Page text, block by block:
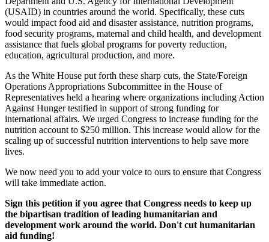
(USAID) in countries around the world. Specifically, these cuts
would impact food aid and disaster assistance, nutrition programs,
food security programs, maternal and child health, and development
assistance that fuels global programs for poverty reduction,
education, agricultural production, and more.
As the White House put forth these sharp cuts, the State/Foreign
Operations Appropriations Subcommittee in the House of
Representatives held a hearing where organizations including Action
Against Hunger testified in support of strong funding for
international affairs. We urged Congress to increase funding for the
nutrition account to $250 million. This increase would allow for the
scaling up of successful nutrition interventions to help save more
lives.
We now need you to add your voice to ours to ensure that Congress
will take immediate action.
Sign this petition if you agree that Congress needs to keep up
the bipartisan tradition of leading humanitarian and
development work around the world. Don't cut humanitarian
aid funding!